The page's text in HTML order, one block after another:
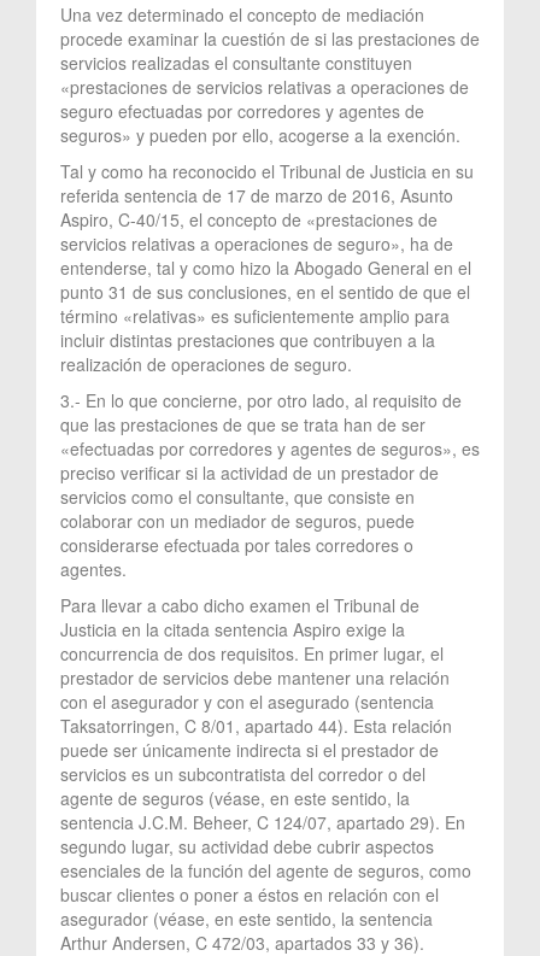
Una vez determinado el concepto de mediación
procede examinar la cuestión de si las prestaciones de
servicios realizadas el consultante constituyen
«prestaciones de servicios relativas a operaciones de
seguro efectuadas por corredores y agentes de
seguros» y pueden por ello, acogerse a la exención.
Tal y como ha reconocido el Tribunal de Justicia en su
referida sentencia de 17 de marzo de 2016, Asunto
Aspiro, C-40/15, el concepto de «prestaciones de
servicios relativas a operaciones de seguro», ha de
entenderse, tal y como hizo la Abogado General en el
punto 31 de sus conclusiones, en el sentido de que el
término «relativas» es suficientemente amplio para
incluir distintas prestaciones que contribuyen a la
realización de operaciones de seguro.
3.- En lo que concierne, por otro lado, al requisito de
que las prestaciones de que se trata han de ser
«efectuadas por corredores y agentes de seguros», es
preciso verificar si la actividad de un prestador de
servicios como el consultante, que consiste en
colaborar con un mediador de seguros, puede
considerarse efectuada por tales corredores o
agentes.
Para llevar a cabo dicho examen el Tribunal de
Justicia en la citada sentencia Aspiro exige la
concurrencia de dos requisitos. En primer lugar, el
prestador de servicios debe mantener una relación
con el asegurador y con el asegurado (sentencia
Taksatorringen, C 8/01, apartado 44). Esta relación
puede ser únicamente indirecta si el prestador de
servicios es un subcontratista del corredor o del
agente de seguros (véase, en este sentido, la
sentencia J.C.M. Beheer, C 124/07, apartado 29). En
segundo lugar, su actividad debe cubrir aspectos
esenciales de la función del agente de seguros, como
buscar clientes o poner a éstos en relación con el
asegurador (véase, en este sentido, la sentencia
Arthur Andersen, C 472/03, apartados 33 y 36).